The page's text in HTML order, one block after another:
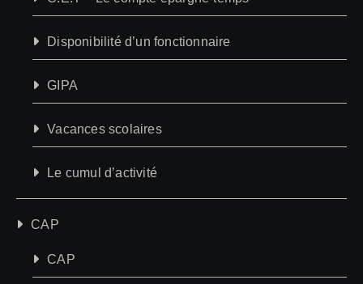
Disponibilité d’un fonctionnaire
GIPA
Vacances scolaires
Le cumul d’activité
CAP
CAP